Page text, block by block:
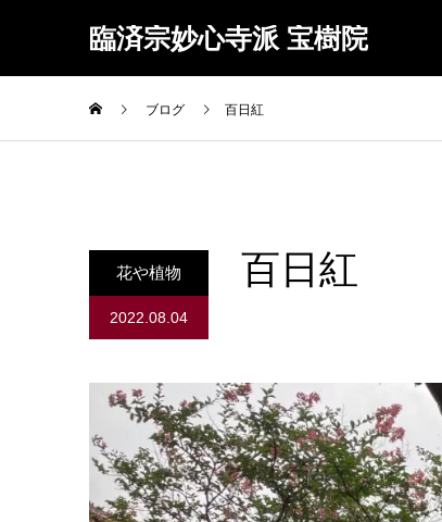
臨済宗妙心寺派 宝樹院
ブログ 百日紅
花や植物
2022.08.04
百日紅